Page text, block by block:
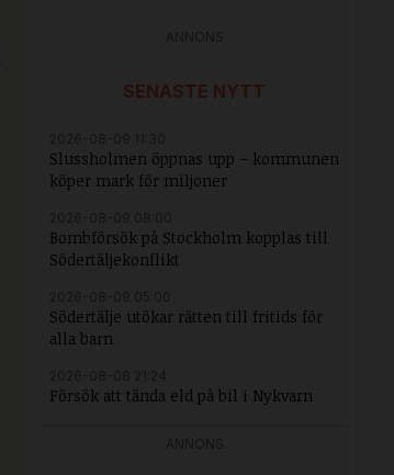
SENASTE NYTT
Slussholmen öppnas upp – kommunen
köper mark för miljoner
Bombförsök på Stockholm kopplas till
Södertäljekonflikt
Södertälje utökar rätten till fritids för
alla barn
Försök att tända eld på bil i Nykvarn